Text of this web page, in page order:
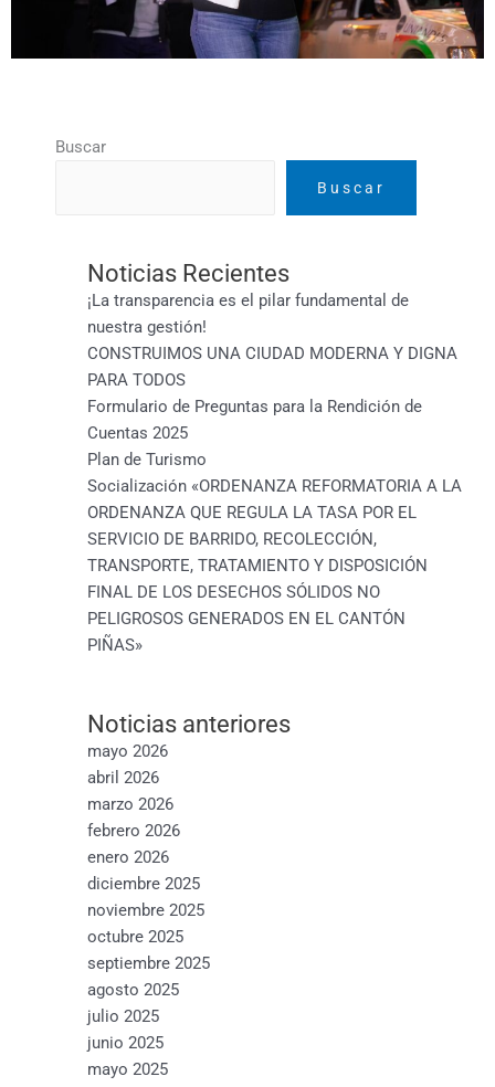
Buscar
Buscar
Noticias Recientes
¡La transparencia es el pilar fundamental de
nuestra gestión!
CONSTRUIMOS UNA CIUDAD MODERNA Y DIGNA
PARA TODOS
Formulario de Preguntas para la Rendición de
Cuentas 2025
Plan de Turismo
Socialización «ORDENANZA REFORMATORIA A LA
ORDENANZA QUE REGULA LA TASA POR EL
SERVICIO DE BARRIDO, RECOLECCIÓN,
TRANSPORTE, TRATAMIENTO Y DISPOSICIÓN
FINAL DE LOS DESECHOS SÓLIDOS NO
PELIGROSOS GENERADOS EN EL CANTÓN
PIÑAS»
Noticias anteriores
mayo 2026
abril 2026
marzo 2026
febrero 2026
enero 2026
diciembre 2025
noviembre 2025
octubre 2025
septiembre 2025
agosto 2025
julio 2025
junio 2025
mayo 2025